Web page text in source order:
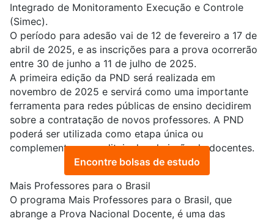
Integrado de Monitoramento Execução e Controle
(Simec).
O período para adesão vai de 12 de fevereiro a 17 de
abril de 2025, e as inscrições para a prova ocorrerão
entre 30 de junho a 11 de julho de 2025.
A primeira edição da PND será realizada em
novembro de 2025 e servirá como uma importante
ferramenta para redes públicas de ensino decidirem
sobre a contratação de novos professores. A PND
poderá ser utilizada como etapa única ou
complementar nos editais de admissão de docentes.
Encontre bolsas de estudo
Mais Professores para o Brasil
O programa Mais Professores para o Brasil, que
abrange a Prova Nacional Docente, é uma das